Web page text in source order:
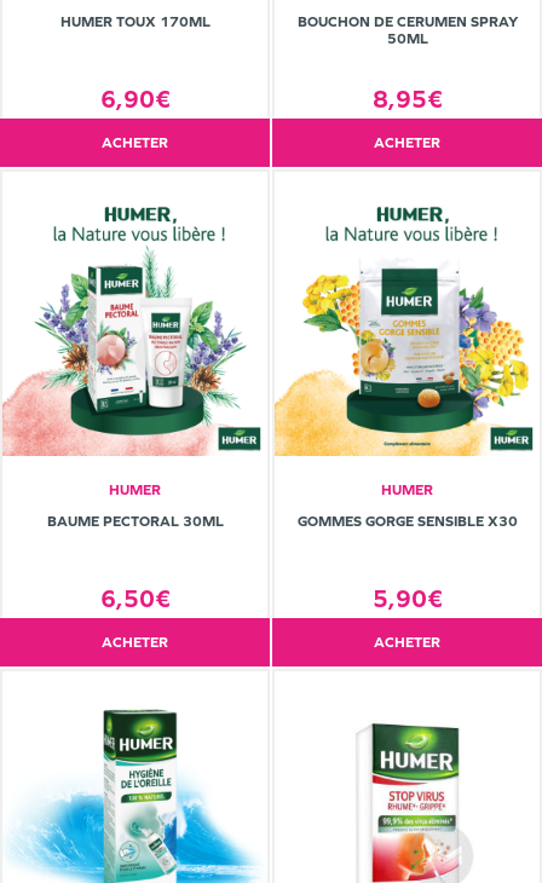
HUMER TOUX 170ML
6,90€
ACHETER
BOUCHON DE CERUMEN SPRAY
50ML
8,95€
ACHETER
HUMER
BAUME PECTORAL 30ML
6,50€
ACHETER
HUMER
GOMMES GORGE SENSIBLE X30
5,90€
ACHETER